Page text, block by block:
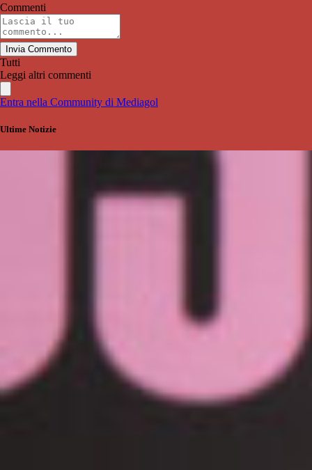
Commenti
Invia Commento
Tutti
Leggi altri commenti
Entra nella Community di Mediagol
Ultime Notizie